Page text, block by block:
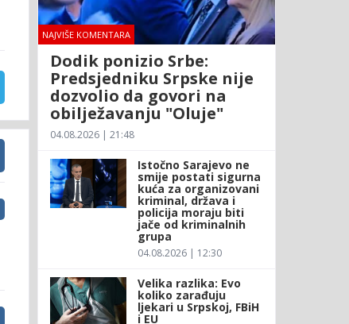
NAJVIŠE KOMENTARA
Dodik ponizio Srbe:
Predsjedniku Srpske nije
dozvolio da govori na
obilježavanju "Oluje"
04.08.2026 | 21:48
Istočno Sarajevo ne
smije postati sigurna
kuća za organizovani
kriminal, država i
policija moraju biti
jače od kriminalnih
grupa
04.08.2026 | 12:30
Velika razlika: Evo
koliko zarađuju
ljekari u Srpskoj, FBiH
i EU